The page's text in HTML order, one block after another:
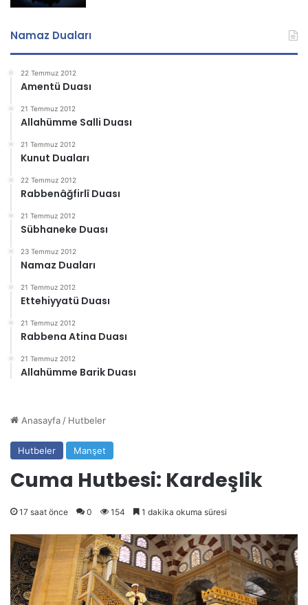
Namaz Duaları
22 Temmuz 2012
Amentü Duası
21 Temmuz 2012
Allahümme Salli Duası
21 Temmuz 2012
Kunut Duaları
22 Temmuz 2012
Rabbenâğfirlî Duası
21 Temmuz 2012
Sübhaneke Duası
23 Temmuz 2012
Namaz Duaları
21 Temmuz 2012
Ettehiyyatü Duası
21 Temmuz 2012
Rabbena Atina Duası
21 Temmuz 2012
Allahümme Barik Duası